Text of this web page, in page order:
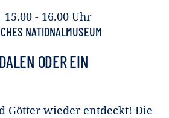
15.00 - 16.00 Uhr
NATIONALMUSEUM
ODER EIN
Götter wieder entdeckt! Die